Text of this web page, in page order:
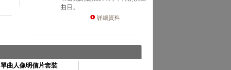
曲目。
詳細資料
單曲人像明信片套裝